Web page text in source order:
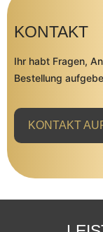
KONTAKT
Ihr habt Fragen,
Bestellung
KONTAKT